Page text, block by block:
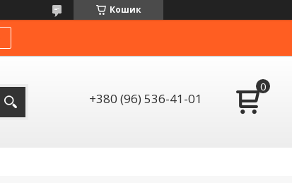
Кошик
+380 (96) 536-41-01